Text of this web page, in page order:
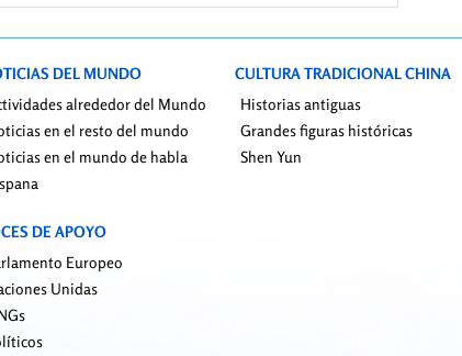
DEL MUNDO
alrededor del Mundo
en el resto del mundo
en el mundo de habla
DE APOYO
Europeo
Unidas
CULTURA TRADICIONAL CHINA
Historias antiguas
Grandes figuras históricas
Shen Yun